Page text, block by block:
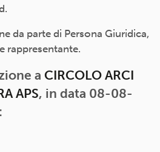
da parte di Persona Giuridica,
rappresentante.
a CIRCOLO ARCI
APS, in data 08-08-